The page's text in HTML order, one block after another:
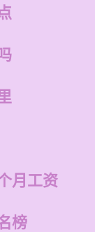
月工资
榜